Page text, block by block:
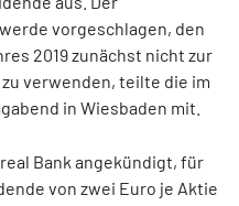
vorgeschlagen, den
2019 zunächst nicht zur
verwenden, teilte die im
in Wiesbaden mit.
Bank angekündigt, für
von zwei Euro je Aktie